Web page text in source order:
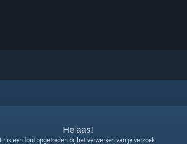
Helaas!
Er is een fout opgetreden bij het verwerken van je verzoek.